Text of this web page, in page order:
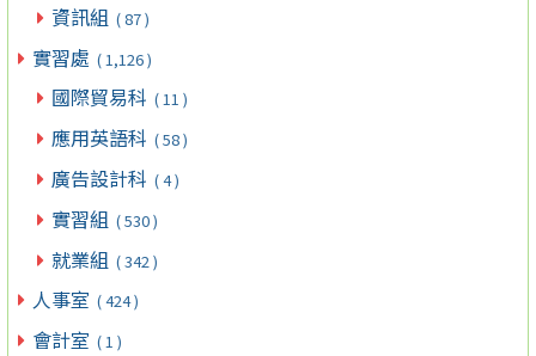
資訊組 ( 87 )
實習處 ( 1,126 )
國際貿易科 ( 11 )
應用英語科 ( 58 )
廣告設計科 ( 4 )
實習組 ( 530 )
就業組 ( 342 )
人事室 ( 424 )
會計室 ( 1 )